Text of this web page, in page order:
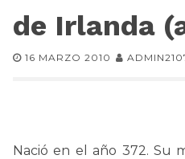
de Irlanda
16 MARZO 2010
Nació en el año 372. Su